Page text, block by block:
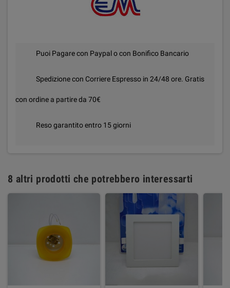
Puoi Pagare con Paypal o con Bonifico Bancario
Spedizione con Corriere Espresso in 24/48 ore. Gratis
con ordine a partire da 70€
Reso garantito entro 15 giorni
8 altri prodotti che potrebbero interessarti